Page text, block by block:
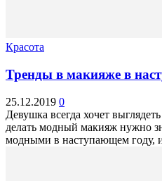
Красота
Тренды в макияже в
25.12.2019 0
Девушка всегда хочет
делать модный макияж нужно
модными в наступающем году, и